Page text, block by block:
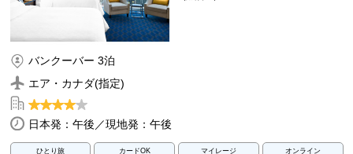
バンクーバー 3泊
エア・カナダ(指定)
日本発：午後／現地発：午後
ひとり旅 カードOK マイレージ オンライン